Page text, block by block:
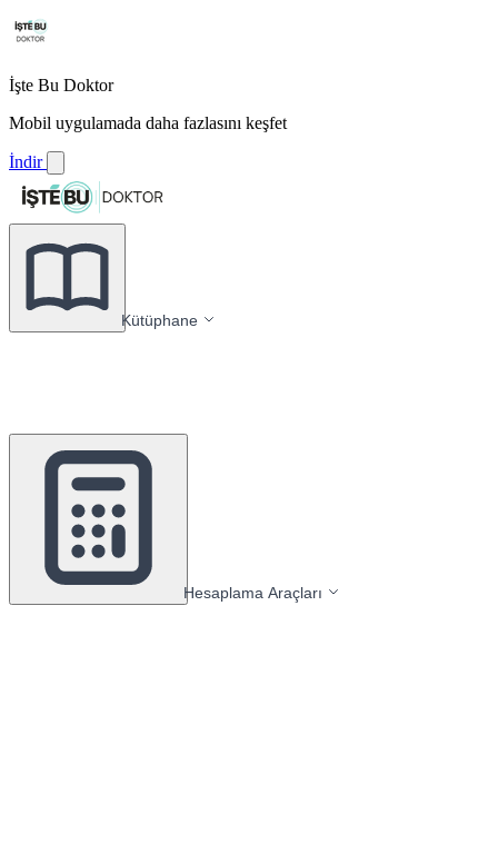
İşte Bu Doktor
Mobil uygulamada daha fazlasını keşfet
İndir
Kütüphane
Hesaplama Araçları